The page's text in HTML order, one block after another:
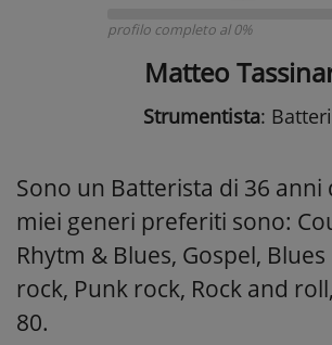
profilo completo al 0%
Matteo
Strumentista:
Sono un Batterista di 36 anni
miei generi preferiti sono:
Rhytm & Blues, Gospel, Blues
rock, Punk rock, Rock and
80.